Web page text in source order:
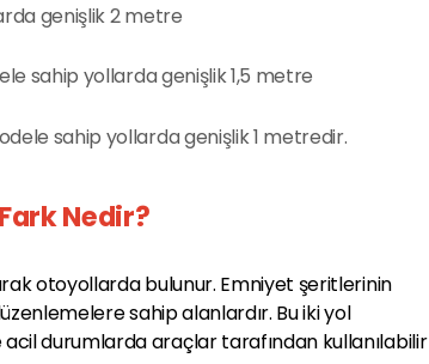
genişlik 2 metre
sahip yollarda genişlik 1,5 metre
sahip yollarda genişlik 1 metredir.
Nedir?
otoyollarda bulunur. Emniyet şeritlerinin
sahip alanlardır. Bu iki yol
durumlarda araçlar tarafından kullanılabilir